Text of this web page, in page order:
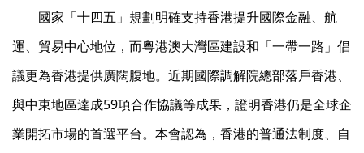
國家「十四五」規劃明確支持香港提升國際金融、航
運、貿易中心地位，而粵港澳大灣區建設和「一帶一路」倡
議更為香港提供廣闊腹地。近期國際調解院總部落戶香港、
與中東地區達成59項合作協議等成果，證明香港仍是全球企
業開拓市場的首選平台。本會認為，香港的普通法制度、自